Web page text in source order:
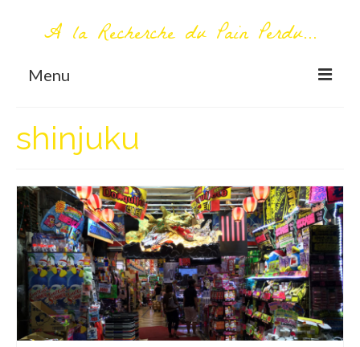
A la Recherche du Pain Perdu...
Menu
Première visite – A propos
Me contacter
AUTOUR DU MONDE
AFRIQUE
La Réunion
AMERIQUE DU SUD
shinjuku